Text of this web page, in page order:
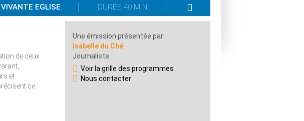
VIVANTE EGLISE DURÉE 40 MIN
de ceux
et
ce
Une émission présentée par
Isabelle du Ché
Journaliste
Voir la grille des programmes
Nous contacter